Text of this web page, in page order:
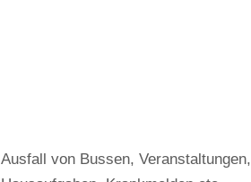
Ausfall von Bussen, Veranstaltungen,